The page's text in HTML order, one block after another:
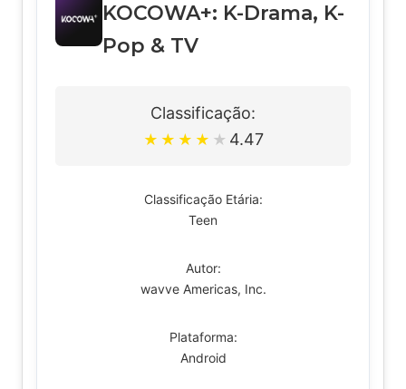
KOCOWA+: K-Drama, K-
Pop & TV
Classificação:
★ ★ ★ ★ ★ 4.47
Classificação Etária:
Teen
Autor:
wavve Americas, Inc.
Plataforma:
Android